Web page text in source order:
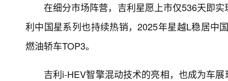
在细分市场阵营，吉利星愿上市仅536天即
利中国星系列也持续热销，2025年星越L稳居中
燃油轿车TOP3。
吉利i-HEV智擎混动技术的亮相，也成为车